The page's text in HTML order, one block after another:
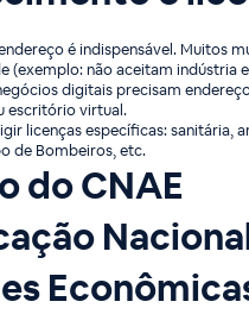
é indispensável. Muitos
(exemplo: não aceitam indústria
digitais precisam
escritório virtual.
licenças específicas: sanitária,
de Bombeiros, etc.
do CNAE